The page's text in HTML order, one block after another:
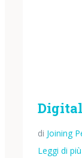
di Joining
Leggi di più